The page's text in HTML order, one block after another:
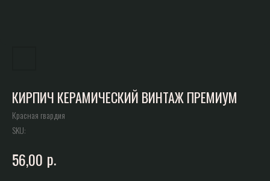
КИРПИЧ КЕРАМИЧЕСКИЙ ВИНТАЖ ПРЕМИУМ
Красная гвардия
SKU:
56,00 р.